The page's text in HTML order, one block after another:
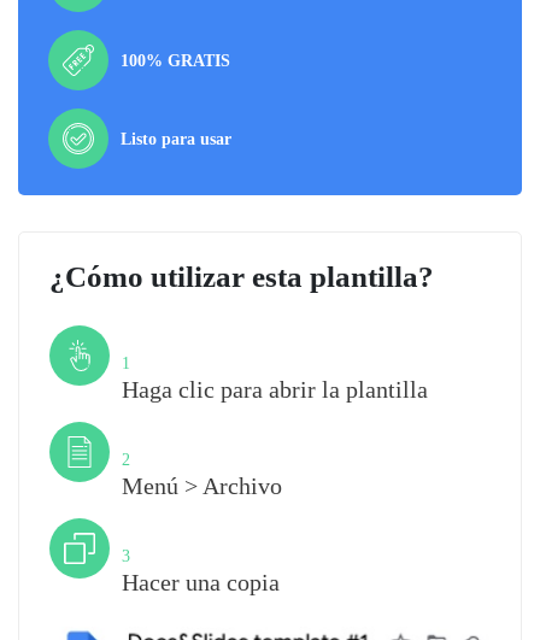
100% GRATIS
Listo para usar
¿Cómo utilizar esta plantilla?
1
Haga clic para abrir la plantilla
2
Menú > Archivo
3
Hacer una copia